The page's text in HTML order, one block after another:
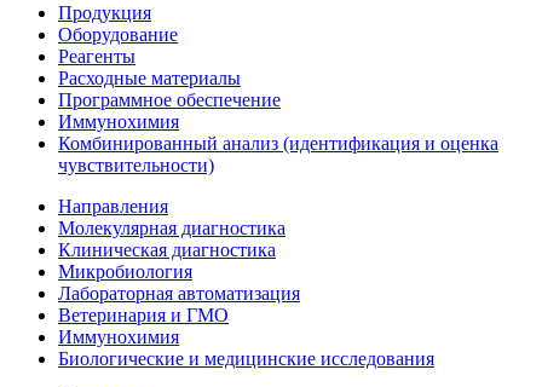
Продукция
Оборудование
Реагенты
Расходные материалы
Программное обеспечение
Иммунохимия
Комбинированный анализ (идентификация и оценка
чувствительности)
Направления
Молекулярная диагностика
Клиническая диагностика
Микробиология
Лабораторная автоматизация
Ветеринария и ГМО
Иммунохимия
Биологические и медицинские исследования